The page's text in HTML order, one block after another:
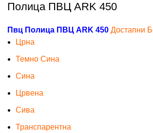
Полица ПВЦ ARK 450
Пвц Полица ПВЦ ARK 450 Достапни
Црна
Темно Сина
Сина
Црвена
Сива
Транспарентна